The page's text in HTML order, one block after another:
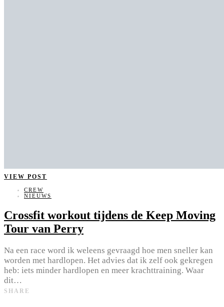
VIEW POST
CREW
NIEUWS
Crossfit workout tijdens de Keep Moving
Tour van Perry
Na een race word ik weleens gevraagd hoe men sneller kan
worden met hardlopen. Het advies dat ik zelf ook gekregen
heb: iets minder hardlopen en meer krachttraining. Waar
dit…
SHARE